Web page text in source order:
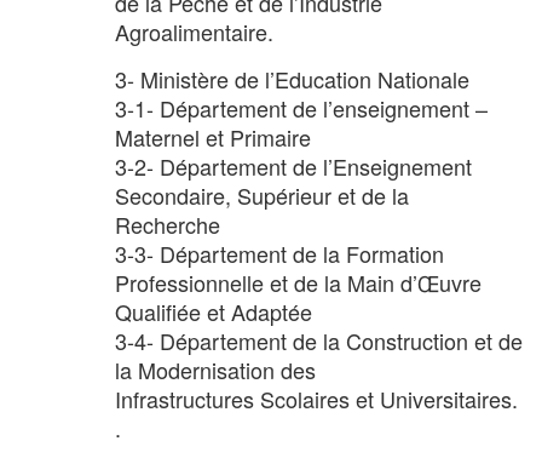
Agroalimentaire.
3- Ministère de l’Education Nationale
3-1- Département de l’enseignement –
Maternel et Primaire
3-2- Département de l’Enseignement
Secondaire, Supérieur et de la
Recherche
3-3- Département de la Formation
Professionnelle et de la Main d’Œuvre
Qualifiée et Adaptée
3-4- Département de la Construction et de
la Modernisation des
Infrastructures Scolaires et Universitaires.
.